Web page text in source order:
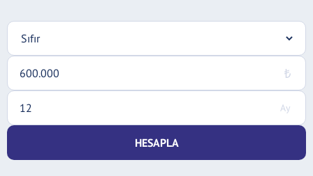
HESAPLA